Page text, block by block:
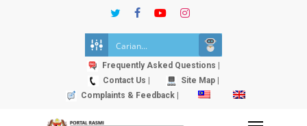
twitterfacebookyoutubeinstagram
Frequently Asked Questions |
Contact Us |
Site Map |
Complaints & Feedback |
Menu